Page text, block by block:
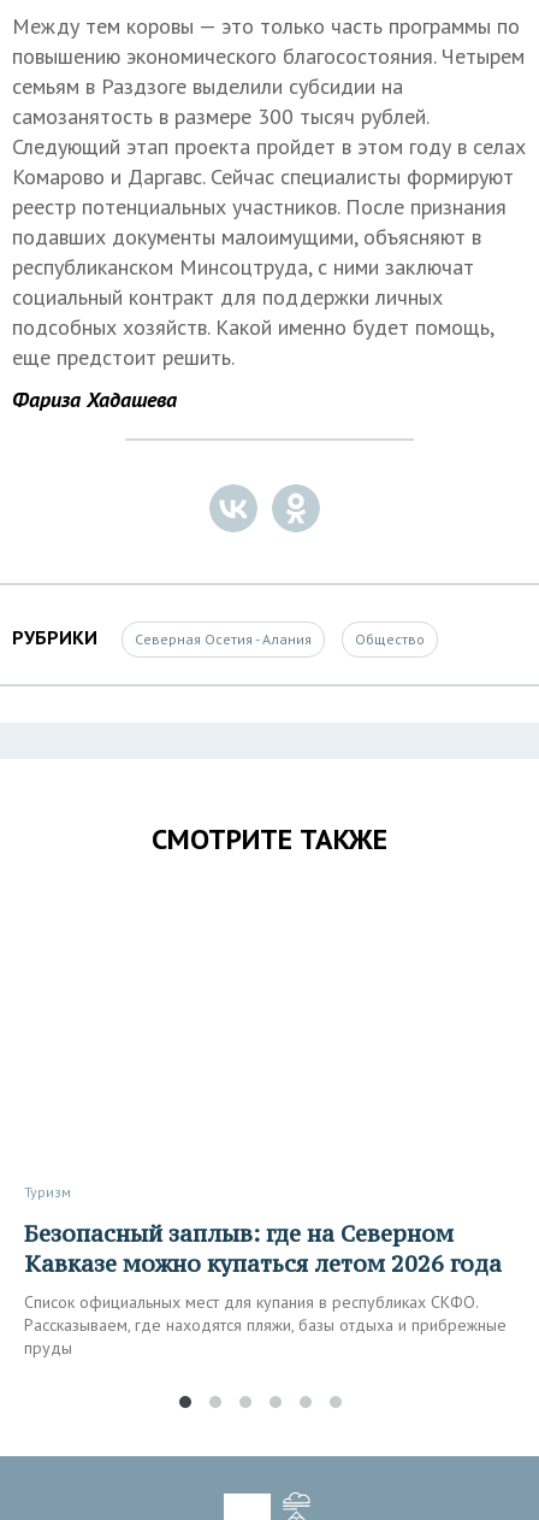
Между тем коровы — это только часть программы по
повышению экономического благосостояния. Четырем
семьям в Раздзоге выделили субсидии на
самозанятость в размере 300 тысяч рублей.
Следующий этап проекта пройдет в этом году в селах
Комарово и Даргавс. Сейчас специалисты формируют
реестр потенциальных участников. После признания
подавших документы малоимущими, объясняют в
республиканском Минсоцтруда, с ними заключат
социальный контракт для поддержки личных
подсобных хозяйств. Какой именно будет помощь,
еще предстоит решить.
Фариза Хадашева
РУБРИКИ Северная Осетия - Алания Общество
СМОТРИТЕ ТАКЖЕ
Туризм
Безопасный заплыв: где на Северном
Кавказе можно купаться летом 2026 года
Список официальных мест для купания в республиках СКФО.
Рассказываем, где находятся пляжи, базы отдыха и прибрежные
пруды